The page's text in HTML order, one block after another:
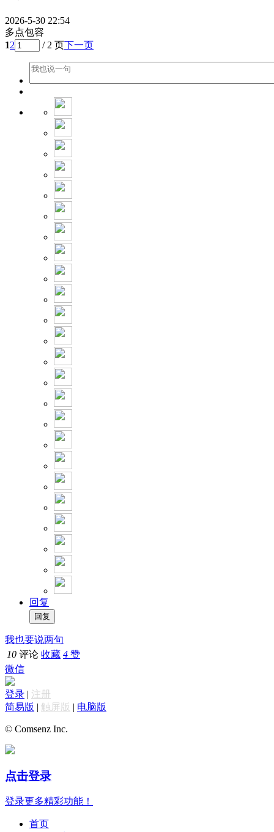
2026-5-30 22:54
多点包容
12 / 2 页下一页
回复
我也要说两句
10 评论 收藏 4 赞
微信
登录 | 注册
简易版 | 触屏版 | 电脑版
© Comsenz Inc.
点击登录
登录更多精彩功能！
首页